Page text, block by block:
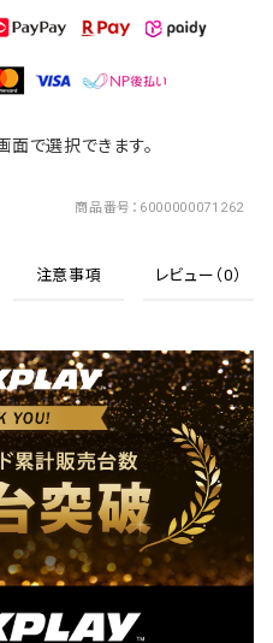
で選択できます。
商品番号 6000000071262
注意事項 レビュー（0）